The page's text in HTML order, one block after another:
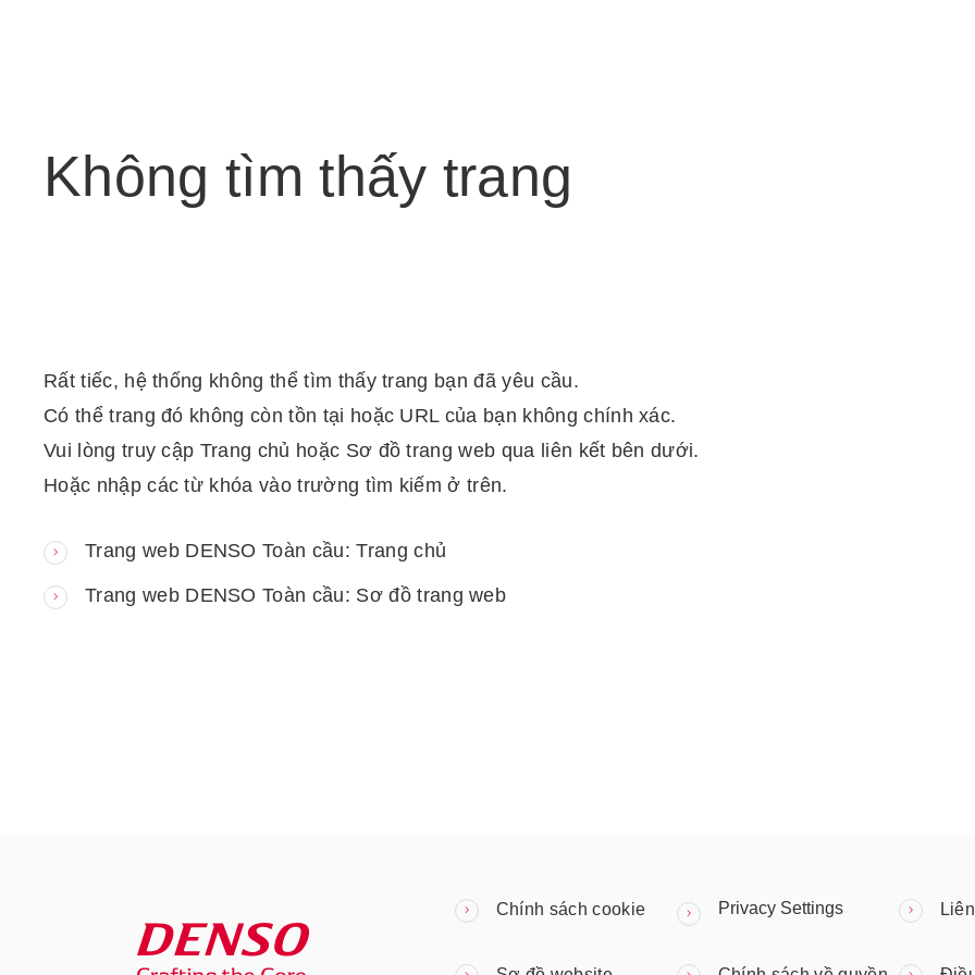
Không tìm thấy trang
Rất tiếc, hệ thống không thể tìm thấy trang bạn đã yêu cầu.
Có thể trang đó không còn tồn tại hoặc URL của bạn không chính xác.
Vui lòng truy cập Trang chủ hoặc Sơ đồ trang web qua liên kết bên dưới.
Hoặc nhập các từ khóa vào trường tìm kiếm ở trên.
Trang web DENSO Toàn cầu: Trang chủ
Trang web DENSO Toàn cầu: Sơ đồ trang web
Chính sách cookie Privacy Settings